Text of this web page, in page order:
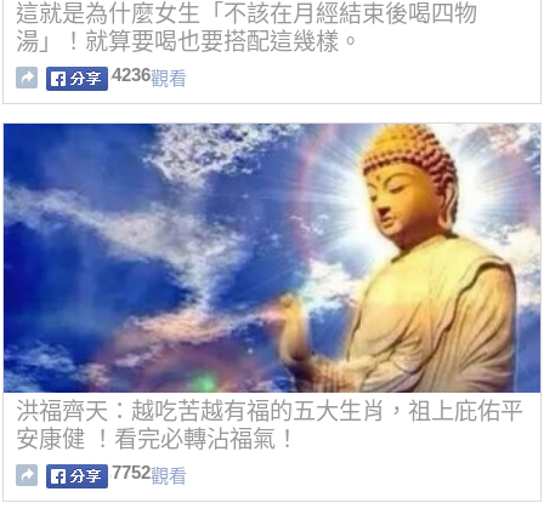
這就是為什麼女生「不該在月經結束後喝四物
湯」！就算要喝也要搭配這幾樣。
4236觀看
洪福齊天：越吃苦越有福的五大生肖，祖上庇佑平
安康健 ！看完必轉沾福氣！
7752觀看